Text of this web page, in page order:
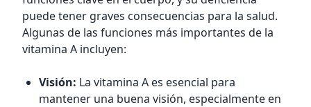
puede tener graves consecuencias para la salud.
Algunas de las funciones más importantes de la
vitamina A incluyen:
Visión: La vitamina A es esencial para
mantener una buena visión, especialmente en